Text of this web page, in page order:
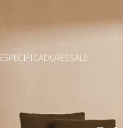
ESPECIFICADORESSALE